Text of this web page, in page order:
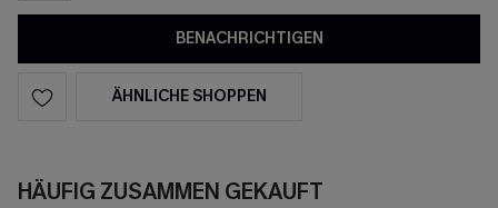
BENACHRICHTIGEN
ÄHNLICHE SHOPPEN
HÄUFIG ZUSAMMEN GEKAUFT